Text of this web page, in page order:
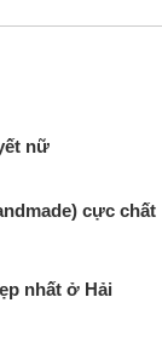
nữ
cực chất
nhất ở Hải